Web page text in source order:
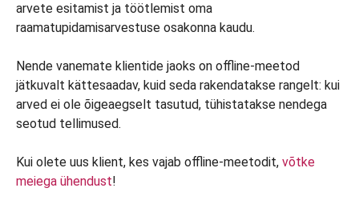
arvete esitamist ja töötlemist oma
raamatupidamisarvestuse osakonna kaudu.
Nende vanemate klientide jaoks on offline-meetod
jätkuvalt kättesaadav, kuid seda rakendatakse rangelt: kui
arved ei ole õigeaegselt tasutud, tühistatakse nendega
seotud tellimused.
Kui olete uus klient, kes vajab offline-meetodit, võtke
meiega ühendust!